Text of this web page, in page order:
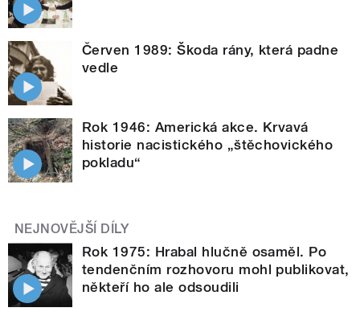
Červen 1989: Škoda rány, která padne
vedle
Rok 1946: Americká akce. Krvavá
historie nacistického „štěchovického
pokladu“
NEJNOVĚJŠÍ DÍLY
Rok 1975: Hrabal hlučně osaměl. Po
tendenčním rozhovoru mohl publikovat,
někteří ho ale odsoudili